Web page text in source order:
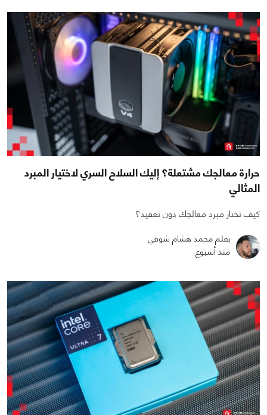
حرارة معالجك مشتعلة؟ إليك السلاح السري لاختيار المبرد
المثالي
كيف تختار مبرد معالجك دون تعقيد؟
بقلم محمد هشام شوقي
منذ أسبوع